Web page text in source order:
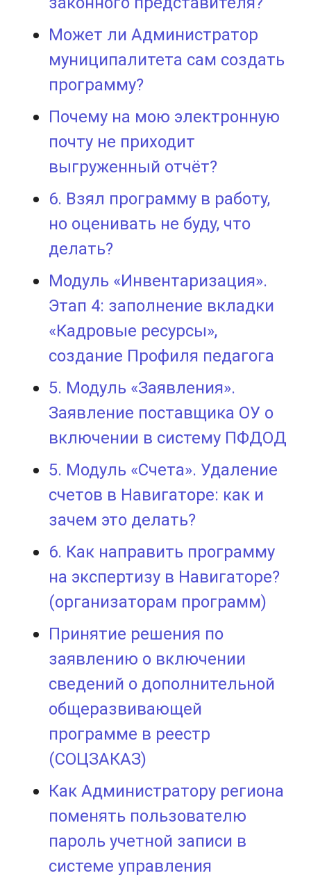
Может ли Администратор
муниципалитета сам создать
программу?
Почему на мою электронную
почту не приходит
выгруженный отчёт?
6. Взял программу в работу,
но оценивать не буду, что
делать?
Модуль «Инвентаризация».
Этап 4: заполнение вкладки
«Кадровые ресурсы»,
создание Профиля педагога
5. Модуль «Заявления».
Заявление поставщика ОУ о
включении в систему ПФДОД
5. Модуль «Счета». Удаление
счетов в Навигаторе: как и
зачем это делать?
6. Как направить программу
на экспертизу в Навигаторе?
(организаторам программ)
Принятие решения по
заявлению о включении
сведений о дополнительной
общеразвивающей
программе в реестр
(СОЦЗАКАЗ)
Как Администратору региона
поменять пользователю
пароль учетной записи в
системе управления